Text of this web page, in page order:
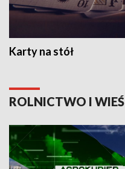
Karty na stół
ROLNICTWO I WIEŚ